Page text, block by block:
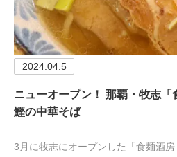
2024.04.5
ニューオープン！ 那覇・牧志「
鰹の中華そば
3月に牧志にオープンした「食麺酒